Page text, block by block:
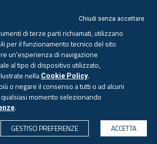
CERCA
8 agosto 2026 - Aggiornato alle 6.00
Chiudi senza accettare
di terze parti richiamati, utilizzano
per il funzionamento tecnico del sito
un'esperienza di navigazione
al tipo di dispositivo utilizzato,
nella Cookie Policy.
o negare il consenso a tutti o ad alcuni
momento selezionando
.
GESTISCI PREFERENZE
ACCETTA